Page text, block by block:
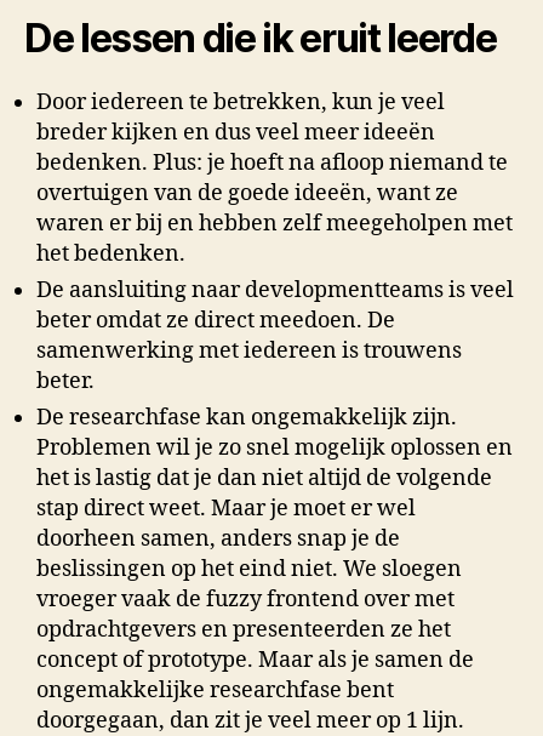
De lessen die ik eruit leerde
Door iedereen te betrekken, kun je veel
breder kijken en dus veel meer ideeën
bedenken. Plus: je hoeft na afloop niemand te
overtuigen van de goede ideeën, want ze
waren er bij en hebben zelf meegeholpen met
het bedenken.
De aansluiting naar developmentteams is veel
beter omdat ze direct meedoen. De
samenwerking met iedereen is trouwens
beter.
De researchfase kan ongemakkelijk zijn.
Problemen wil je zo snel mogelijk oplossen en
het is lastig dat je dan niet altijd de volgende
stap direct weet. Maar je moet er wel
doorheen samen, anders snap je de
beslissingen op het eind niet. We sloegen
vroeger vaak de fuzzy frontend over met
opdrachtgevers en presenteerden ze het
concept of prototype. Maar als je samen de
ongemakkelijke researchfase bent
doorgegaan, dan zit je veel meer op 1 lijn.